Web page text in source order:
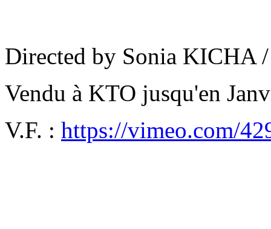
Directed by Sonia KICHA
Vendu à KTO jusqu'en
V.F. : https://vimeo.com/